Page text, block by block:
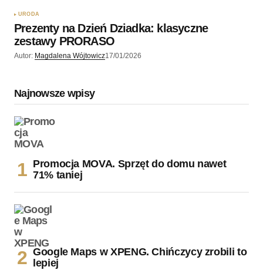
URODA
Prezenty na Dzień Dziadka: klasyczne
zestawy PRORASO
Autor: Magdalena Wójtowicz17/01/2026
Najnowsze wpisy
Promocja MOVA. Sprzęt do domu nawet
71% taniej
Google Maps w XPENG. Chińczycy zrobili to
lepiej